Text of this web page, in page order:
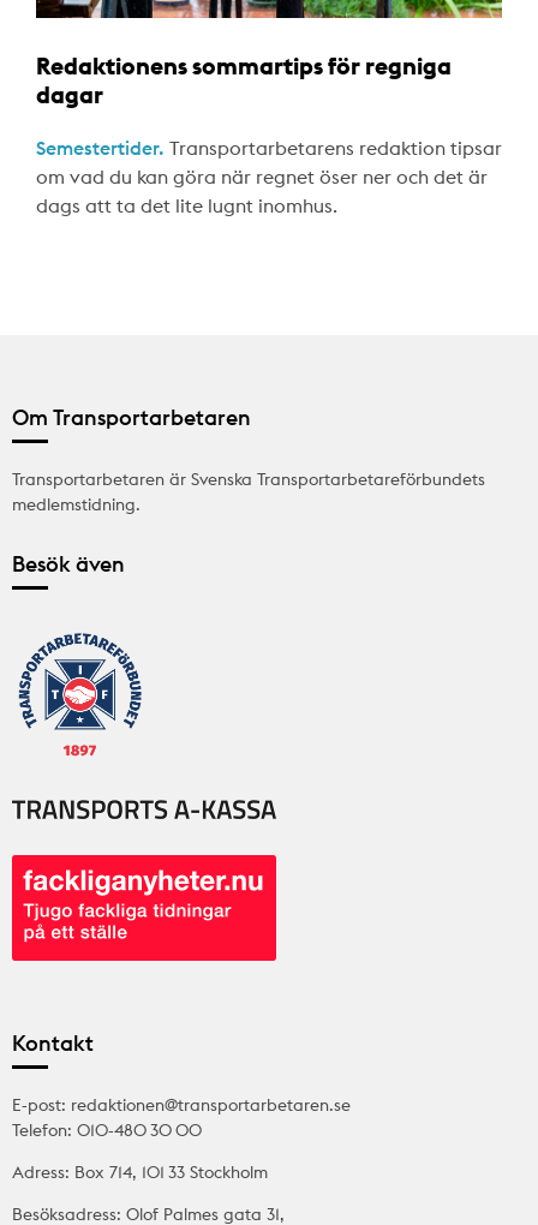
Redaktionens sommartips för regniga
dagar
Semestertider. Transportarbetarens redaktion tipsar
om vad du kan göra när regnet öser ner och det är
dags att ta det lite lugnt inomhus.
Om Transportarbetaren
Transportarbetaren är Svenska Transportarbetareförbundets
medlemstidning.
Besök även
Kontakt
E-post: redaktionen@transportarbetaren.se
Telefon: 010-480 30 00
Adress: Box 714, 101 33 Stockholm
Besöksadress: Olof Palmes gata 31,